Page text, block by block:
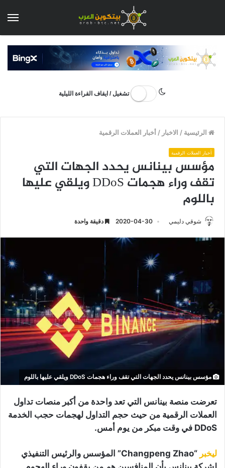
تشغيل / ايقاف القراءة الليلية
الرئيسية / الاخبار /أخبار العملات الرقمية
أخبار العملات الرقمية
مؤسس بينانس يحدد الجهات التي
تقف وراء هجمات DDoS ويلقي عليها
باللوم
شوقي دليمي 2020-04-30 دقيقة واحدة
مؤسس بينانس يحدد الجهات التي تقف وراء هجمات DDoS ويلقي عليها باللوم
تعرضت منصة بينانس التي تعد واحدة من أكبر منصات تداول
العملات الرقمية من حيث حجم التداول لهجمات حجب الخدمة
DDoS في وقت مبكر من يوم أمس.
ليخبر
“Changpeng Zhao” المؤسس والرئيس التنفيذي